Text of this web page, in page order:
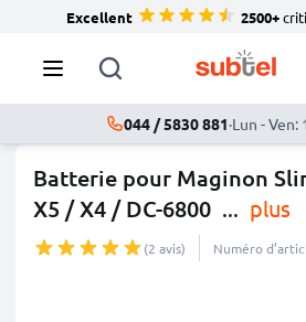
Excellent 2500+
044 / 5830 881·Lun - Ven:
Batterie pour Maginon
X5 / X4 / DC-6800 ... plus
(2 avis) Numéro